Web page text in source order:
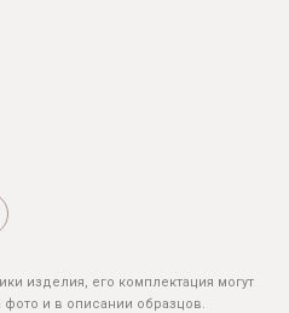
изделия, его комплектация могут
фото и в описании образцов.